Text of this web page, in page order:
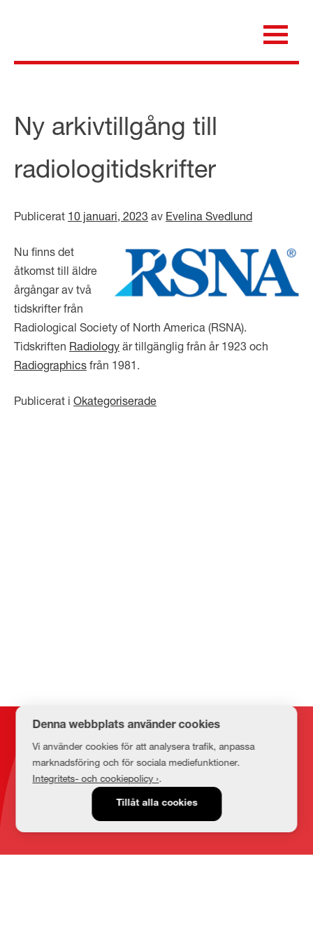
för dig som är anställd inom Region Kalmar län
Ny arkivtillgång till
radiologitidskrifter
Publicerat 10 januari, 2023 av Evelina Svedlund
Nu finns det
åtkomst till äldre
årgångar av två
tidskrifter från
Radiological Society of North America (RSNA).
Tidskriften Radiology är tillgänglig från år 1923 och
Radiographics från 1981.
Publicerat i Okategoriserade
Kontakt
Denna webbplats använder cookies
Vi använder cookies för att analysera trafik, anpassa
marknadsföring och för sociala mediefunktioner.
Integritets- och cookiepolicy ›.
Tillåt alla cookies